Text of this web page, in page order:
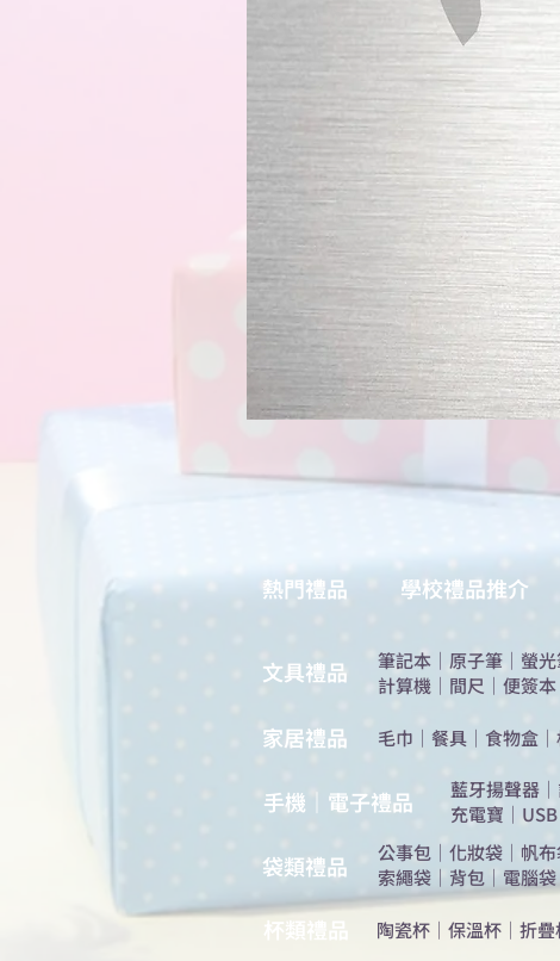
熱門禮品 學校禮品推介
​文具禮品 筆記本 ｜ 原子筆 ｜ 螢
計算機 ｜ 間尺 ｜ 便簽本
​家居禮品 ​毛巾 ｜ 餐具 ｜ 食物盒 ｜
手機｜電子禮品 ​藍牙揚聲器 ｜
充電寶 ｜ USB
​袋類禮品 公事包 ｜ 化妝袋 ｜ 帆
索繩袋 ｜ 背包 ｜ 電腦袋
杯類禮品 陶瓷杯 ｜ 保溫杯 ｜ 折疊